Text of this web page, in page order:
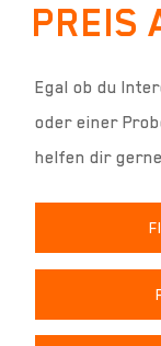
PREIS
Egal ob du
oder einer
helfen dir